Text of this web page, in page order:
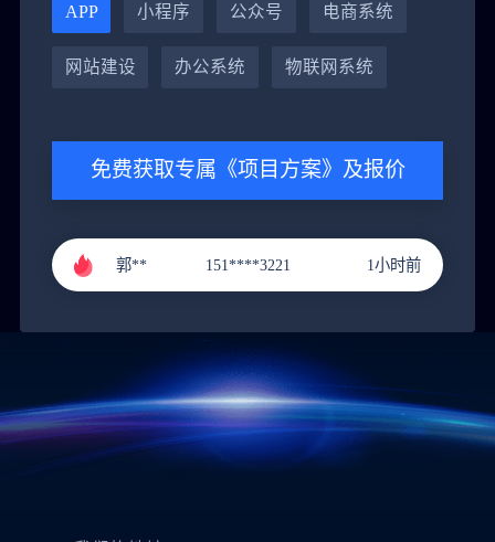
APP 小程序 公众号 电商系统
网站建设 办公系统 物联网系统
免费获取专属《项目方案》及报价
黄** 151****9288 4小时前
李** 131****9211 2小时前
151****9288
郭** 151****3221 1小时前